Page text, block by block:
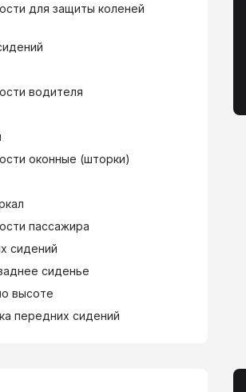
для защиты коленей
водителя
оконные (шторки)
пассажира
сидений
сиденье
высоте
передних сидений